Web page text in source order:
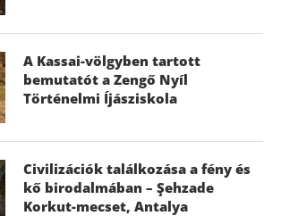
A Kassai-völgyben tartott
bemutatót a Zengő Nyíl
Történelmi Íjásziskola
Civilizációk találkozása a fény és
kő birodalmában – Şehzade
Korkut-mecset, Antalya